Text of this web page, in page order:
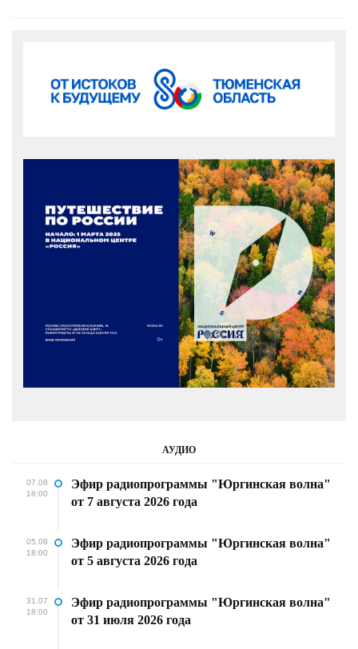
АУДИО
07.08
18:00
Эфир радиопрограммы "Юргинская волна"
от 7 августа 2026 года
05.08
18:00
Эфир радиопрограммы "Юргинская волна"
от 5 августа 2026 года
31.07
18:00
Эфир радиопрограммы "Юргинская волна"
от 31 июля 2026 года